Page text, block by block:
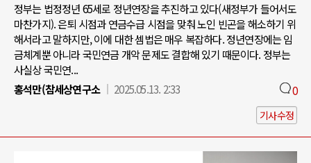
정부는 법정정년 65세로 정년연장을 추진하고 있다(새정부가 들어서도
마찬가지). 은퇴 시점과 연금수급 시점을 맞춰 노인 빈곤을 해소하기 위
해서라고 말하지만, 이에 대한 셈법은 매우 복잡하다. 정년연장에는 임
금체계뿐 아니라 국민연금 개악 문제도 결합해 있기 때문이다. 정부는
사실상 국민연...
홍석만(참세상연구소
2025.05.13. 2:33 0
기사수정